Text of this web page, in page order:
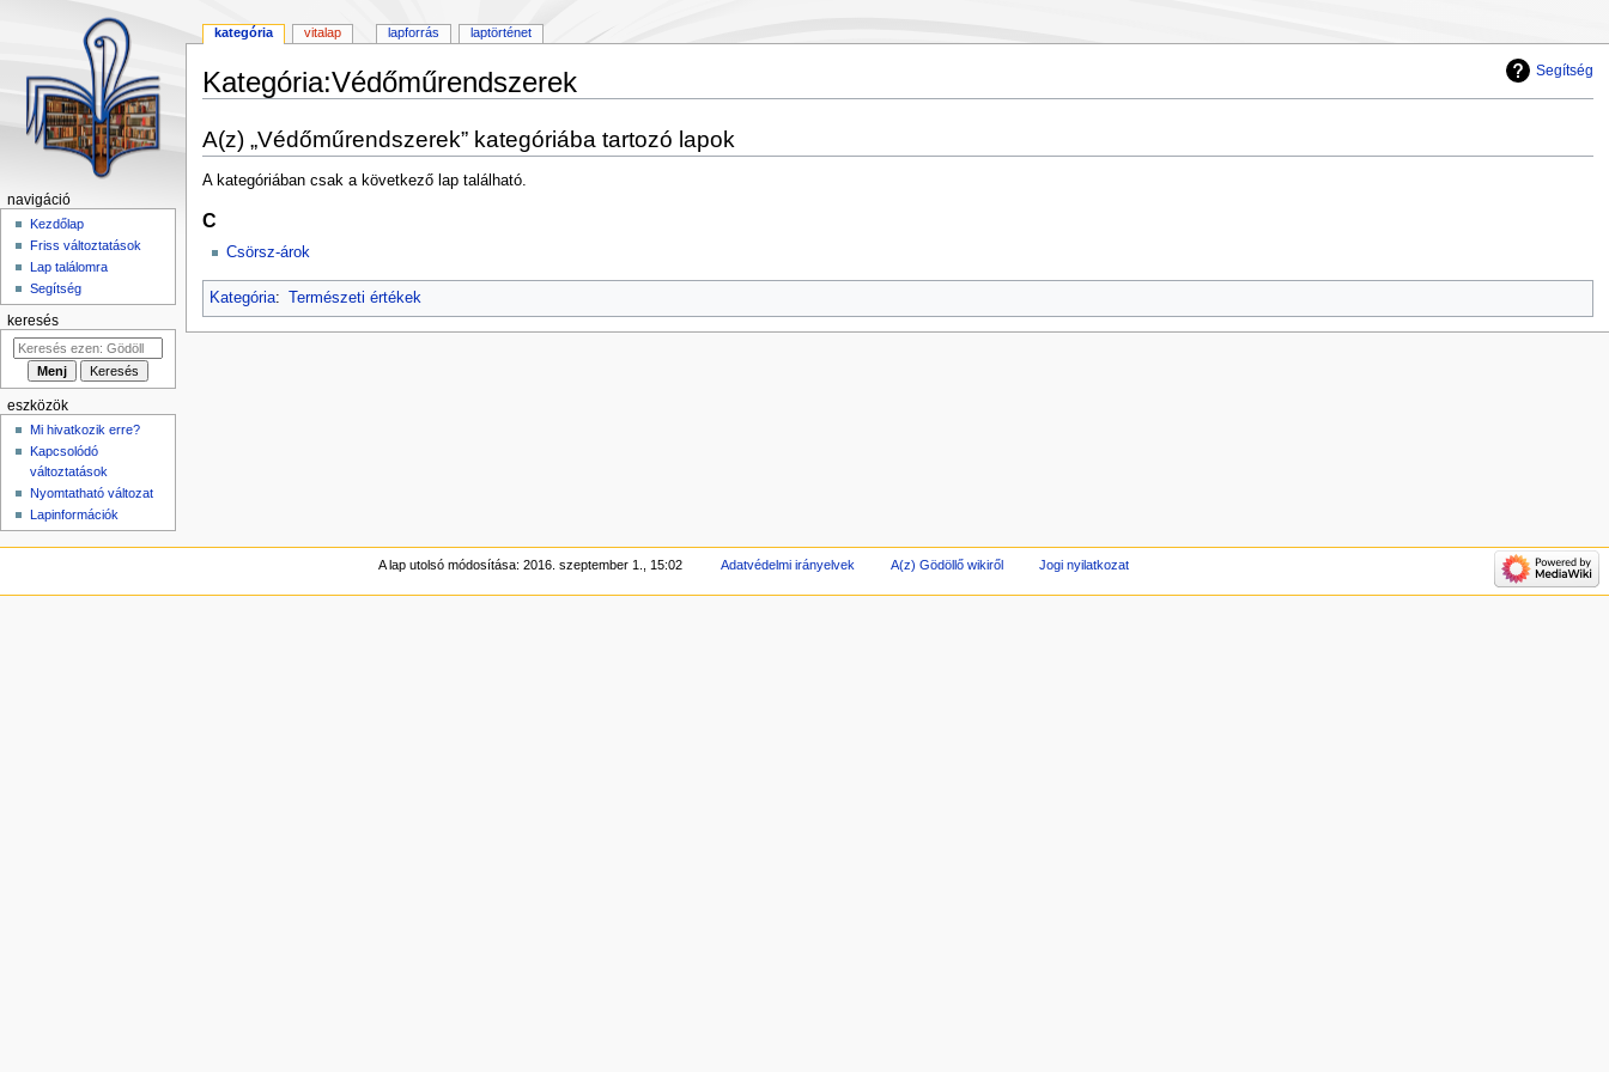
Segítség
Kategória:Védőműrendszerek
a
navigációhoz
a
kereséshez
A(z) „Védőműrendszerek” kategóriába tartozó lapok
A kategóriában csak a következő lap található.
C
Csörsz-árok
Kategória: Természeti értékek
kategória vitalap lapforrás laptörténet
navigáció
Kezdőlap
Friss változtatások
Lap találomra
Segítség
keresés
eszközök
Mi hivatkozik erre?
Kapcsolódó
változtatások
Nyomtatható változat
Lapinformációk
A lap utolsó módosítása: 2016. szeptember 1., 15:02 Adatvédelmi irányelvek A(z) Gödöllő wikiről Jogi nyilatkozat